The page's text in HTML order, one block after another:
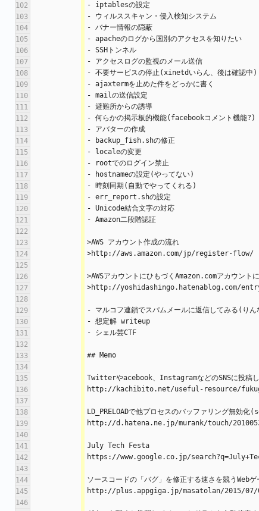
102
- iptablesの設定
103
- ウィルススキャン・侵入検知システム
104
- バナー情報の隠蔽
105
- apacheのログから国別のアクセスを知りたい
106
- SSHトンネル
107
- アクセスログの監視のメール送信
108
- 不要サービスの停止(xinetdいらん、後は確認中)
109
- ajaxtermを止めた件をどっかに書く
110
- mailの送信設定
111
- 避難所からの誘導
112
- 何らかの掲示板的機能(facebookコメント機能?)
113
- アバターの作成
114
- backup_fish.shの修正
115
- localeの変更
116
- rootでのログイン禁止
117
- hostnameの設定(やってない)
118
- 時刻同期(自動でやってくれる)
119
- err_report.shの設定
120
- Unicode結合文字の対応
121
- Amazon二段階認証
122
123
>AWS アカウント作成の流れ
124
>http://aws.amazon.com/jp/register-flow/
125
126
>AWSアカウントにひもづくAmazon.comアカウント
127
>http://yoshidashingo.hatenablog.com/
128
129
- マルコフ連鎖でスパムメールに返信してみる(りん
130
- 想定解 writeup
131
- シェル芸CTF
132
133
## Memo
134
135
Twitterやacebook、InstagramなどのSNSに投稿し
136
http://kachibito.net/useful-resource/
137
138
LD_PRELOADで他プロセスのバッファリング無効
139
http://d.hatena.ne.jp/murank/touch/
140
141
July Tech Festa
142
https://www.google.co.jp/
143
144
ソースコードの「バグ」を修正する速さを競うWeb
145
http://plus.appgiga.jp/masatolan/2015/
146